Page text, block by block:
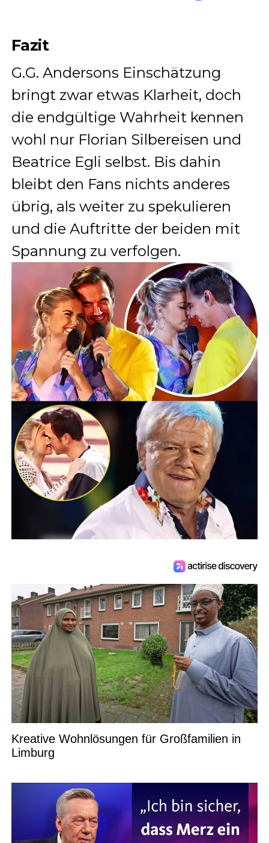
Fazit
G.G. Andersons Einschätzung
bringt zwar etwas Klarheit, doch
die endgültige Wahrheit kennen
wohl nur Florian Silbereisen und
Beatrice Egli selbst. Bis dahin
bleibt den Fans nichts anderes
übrig, als weiter zu spekulieren
und die Auftritte der beiden mit
Spannung zu verfolgen.
Kreative Wohnlösungen für Großfamilien in
Limburg